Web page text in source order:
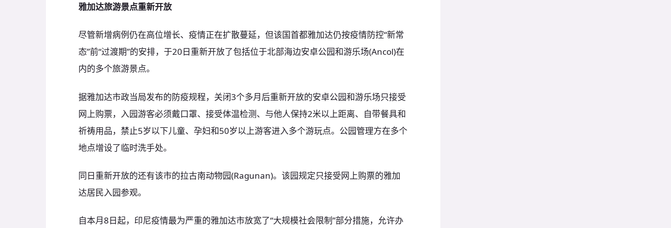
雅加达旅游景点重新开放
尽管新增病例仍在高位增长、疫情正在扩散蔓延，但该国首都雅加达仍按疫情防控“新常
态”前“过渡期”的安排，于20日重新开放了包括位于北部海边安卓公园和游乐场(Ancol)在
内的多个旅游景点。
据雅加达市政当局发布的防疫规程，关闭3个多月后重新开放的安卓公园和游乐场只接受
网上购票，入园游客必须戴口罩、接受体温检测、与他人保持2米以上距离、自带餐具和
祈祷用品，禁止5岁以下儿童、孕妇和50岁以上游客进入多个游玩点。公园管理方在多个
地点增设了临时洗手处。
同日重新开放的还有该市的拉古南动物园(Ragunan)。该园规定只接受网上购票的雅加
达居民入园参观。
自本月8日起，印尼疫情最为严重的雅加达市放宽了“大规模社会限制”部分措施，允许办